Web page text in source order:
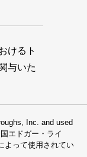
けるト
与いた
Inc. and used
エドガー・ライ
よって使用されてい